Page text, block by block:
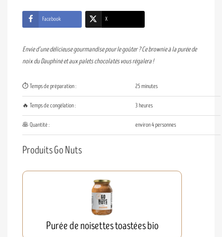
Facebook X
Envie d’une délicieuse gourmandise pour le goûter ? Ce brownie à la purée de
noix du Dauphiné et aux palets chocolatés vous régalera !
⏱️ Temps de préparation : 25 minutes
🔥 Temps de congélation : 3 heures
🥞 Quantité : environ 4 personnes
Produits Go Nuts
Purée de noisettes toastées bio